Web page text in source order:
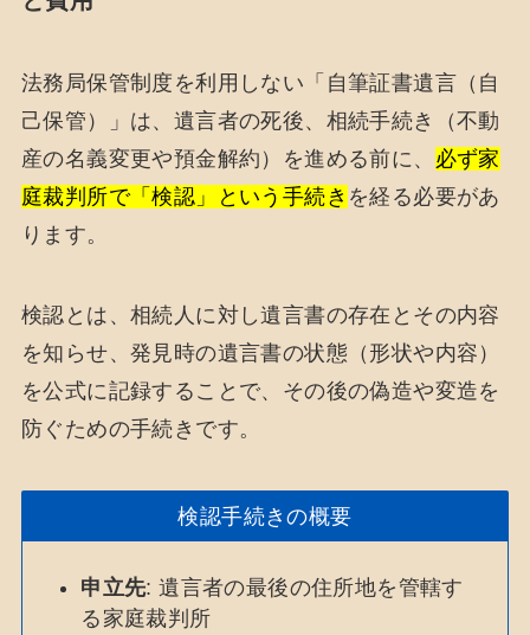
法務局保管制度を利用しない「自筆証書遺言（自
己保管）」は、遺言者の死後、相続手続き（不動
産の名義変更や預金解約）を進める前に、 必ず家
庭裁判所で「検認」という手続き を経る必要があ
ります。
検認とは、相続人に対し遺言書の存在とその内容
を知らせ、発見時の遺言書の状態（形状や内容）
を公式に記録することで、その後の偽造や変造を
防ぐための手続きです。
検認手続きの概要
申立先: 遺言者の最後の住所地を管轄す
る家庭裁判所